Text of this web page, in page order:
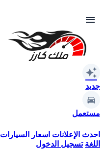
menu
auto_awesome
جديد
مستعمل
احدث الإعلانات اسعار السيارات
اللغة تسجيل الدخول